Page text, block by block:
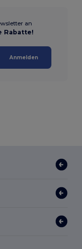
an
Rabatte!
Anmelden